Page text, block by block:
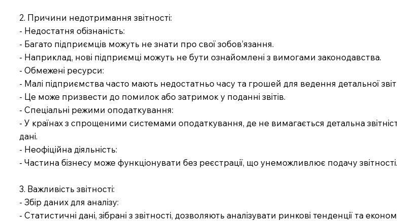
2. Причини недотримання звітності:
- Недостатня обізнаність:
- Багато підприємців можуть не знати про свої зобов’язання.
- Наприклад, нові підприємці можуть не бути ознайомлені з вимогами законодавства.
- Обмежені ресурси:
- Малі підприємства часто мають недостатньо часу та грошей для ведення детальної
- Це може призвести до помилок або затримок у поданні звітів.
- Спеціальні режими оподаткування:
- У країнах з спрощеними системами оподаткування, де не вимагається детальна
дані.
- Неофіційна діяльність:
- Частина бізнесу може функціонувати без реєстрації, що унеможливлює подачу звітності.
3. Важливість звітності:
- Збір даних для аналізу:
- Статистичні дані, зібрані з звітності, дозволяють аналізувати ринкові тенденції та